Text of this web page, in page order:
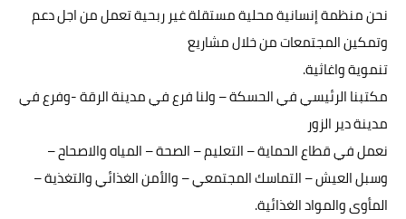
نحن منظمة إنسانية محلية مستقلة غير ربحية تعمل من اجل دعم
وتمكين المجتمعات من خلال مشاريع
تنموية واغاثية.
مكتبنا الرئيسي في الحسكة – ولنا فرع في مدينة الرقة -وفرع في
مدينة دير الزور
نعمل في قطاع الحماية – التعليم – الصحة – المياه والاصحاح –
وسبل العيش – التماسك المجتمعي – والأمن الغذائي والتغذية –
المأوى والمواد الغذائية.